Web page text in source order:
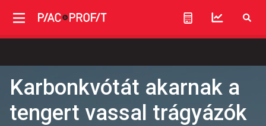
Karbonkvótát akarnak a
tengert vassal trágyázók